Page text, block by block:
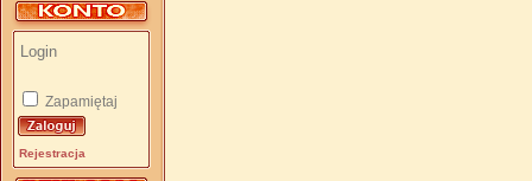
Zapamiętaj
Rejestracja